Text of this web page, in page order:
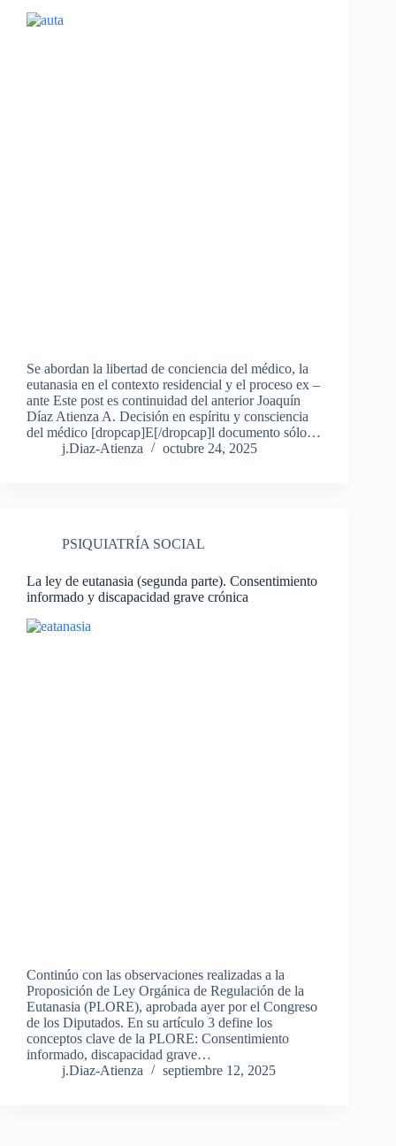
Se abordan la libertad de conciencia del médico, la
eutanasia en el contexto residencial y el proceso ex –
ante Este post es continuidad del anterior Joaquín
Díaz Atienza A. Decisión en espíritu y consciencia
del médico [dropcap]E[/dropcap]l documento sólo…
j.Diaz-Atienza
octubre 24, 2025
PSIQUIATRÍA SOCIAL
La ley de eutanasia (segunda parte). Consentimiento
informado y discapacidad grave crónica
Continúo con las observaciones realizadas a la
Proposición de Ley Orgánica de Regulación de la
Eutanasia (PLORE), aprobada ayer por el Congreso
de los Diputados. En su artículo 3 define los
conceptos clave de la PLORE: Consentimiento
informado, discapacidad grave…
j.Diaz-Atienza
septiembre 12, 2025